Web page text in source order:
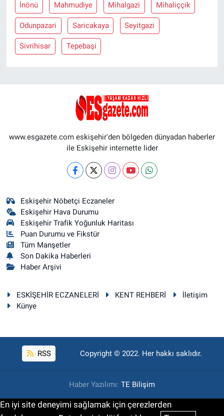
İnönü Mahmudiye Mihalgazi Mihaliççik
Odunpazari Saricakaya Seyitgazi
Sivrihisar Tepebaşi
www.esgazete.com eskişehir'den bölgeden dünyadan haberler
ile Eskişehir internette lider
Eskişehir Nöbetçi Eczaneler
Eskişehir Hava Durumu
Eskişehir Trafik Yoğunluk Haritası
Puan Durumu ve Fikstür
Tüm Manşetler
Son Dakika Haberleri
Haber Arşivi
ESKİŞEHİR ECZANELERİ KENT REHBERİ
İletişim
Künye
RSS Copyright © 2022. Her hakkı saklıdır.
Haber Yazılımı: TE Bilişim
En iyi site deneyimi sağlamak için çerezlerden